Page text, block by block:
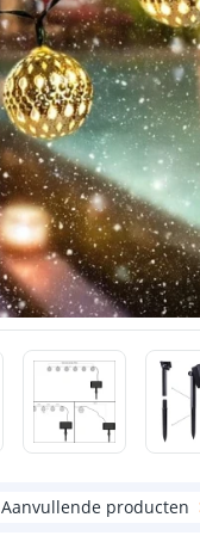
Aanvullende producten